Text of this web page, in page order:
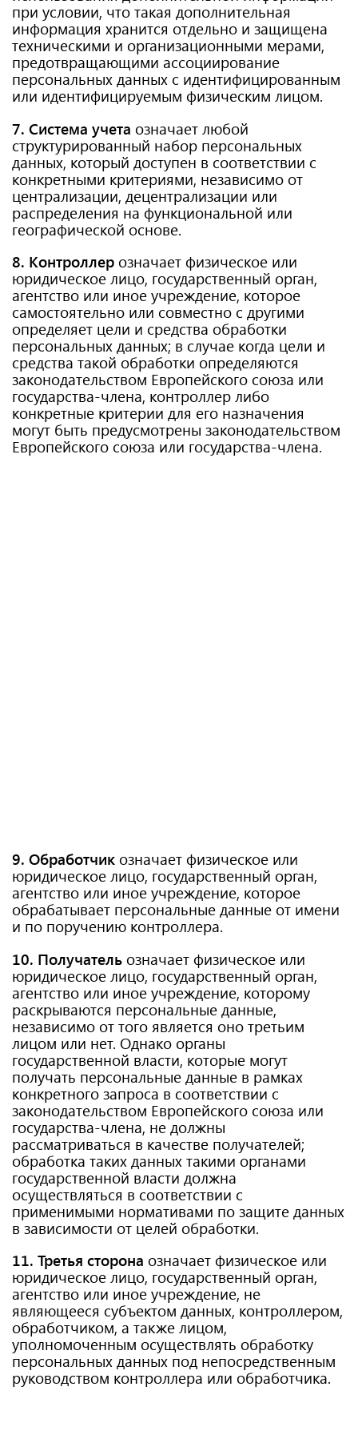
при условии, что такая дополнительная
информация хранится отдельно и защищена
техническими и организационными мерами,
предотвращающими ассоциирование
персональных данных с идентифицированным
или идентифицируемым физическим лицом.
7. Система учета означает любой
структурированный набор персональных
данных, который доступен в соответствии с
конкретными критериями, независимо от
централизации, децентрализации или
распределения на функциональной или
географической основе.
8. Контроллер означает физическое или
юридическое лицо, государственный орган,
агентство или иное учреждение, которое
самостоятельно или совместно с другими
определяет цели и средства обработки
персональных данных; в случае когда цели и
средства такой обработки определяются
законодательством Европейского союза или
государства-члена, контроллер либо
конкретные критерии для его назначения
могут быть предусмотрены законодательством
Европейского союза или государства-члена.
9. Обработчик означает физическое или
юридическое лицо, государственный орган,
агентство или иное учреждение, которое
обрабатывает персональные данные от имени
и по поручению контроллера.
10. Получатель означает физическое или
юридическое лицо, государственный орган,
агентство или иное учреждение, которому
раскрываются персональные данные,
независимо от того является оно третьим
лицом или нет. Однако органы
государственной власти, которые могут
получать персональные данные в рамках
конкретного запроса в соответствии с
законодательством Европейского союза или
государства-члена, не должны
рассматриваться в качестве получателей;
обработка таких данных такими органами
государственной власти должна
осуществляться в соответствии с
применимыми нормативами по защите данных
в зависимости от целей обработки.
11. Третья сторона означает физическое или
юридическое лицо, государственный орган,
агентство или иное учреждение, не
являющееся субъектом данных, контроллером,
обработчиком, а также лицом,
уполномоченным осуществлять обработку
персональных данных под непосредственным
руководством контроллера или обработчика.